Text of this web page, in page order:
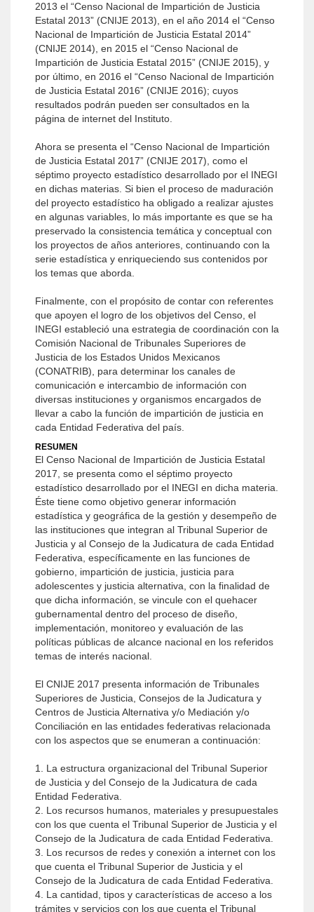
2013 el “Censo Nacional de Impartición de Justicia
Estatal 2013” (CNIJE 2013), en el año 2014 el “Censo
Nacional de Impartición de Justicia Estatal 2014”
(CNIJE 2014), en 2015 el “Censo Nacional de
Impartición de Justicia Estatal 2015” (CNIJE 2015), y
por último, en 2016 el “Censo Nacional de Impartición
de Justicia Estatal 2016” (CNIJE 2016); cuyos
resultados podrán pueden ser consultados en la
página de internet del Instituto.
Ahora se presenta el “Censo Nacional de Impartición
de Justicia Estatal 2017” (CNIJE 2017), como el
séptimo proyecto estadístico desarrollado por el INEGI
en dichas materias. Si bien el proceso de maduración
del proyecto estadístico ha obligado a realizar ajustes
en algunas variables, lo más importante es que se ha
preservado la consistencia temática y conceptual con
los proyectos de años anteriores, continuando con la
serie estadística y enriqueciendo sus contenidos por
los temas que aborda.
Finalmente, con el propósito de contar con referentes
que apoyen el logro de los objetivos del Censo, el
INEGI estableció una estrategia de coordinación con la
Comisión Nacional de Tribunales Superiores de
Justicia de los Estados Unidos Mexicanos
(CONATRIB), para determinar los canales de
comunicación e intercambio de información con
diversas instituciones y organismos encargados de
llevar a cabo la función de impartición de justicia en
cada Entidad Federativa del país.
RESUMEN
El Censo Nacional de Impartición de Justicia Estatal
2017, se presenta como el séptimo proyecto
estadístico desarrollado por el INEGI en dicha materia.
Éste tiene como objetivo generar información
estadística y geográfica de la gestión y desempeño de
las instituciones que integran al Tribunal Superior de
Justicia y al Consejo de la Judicatura de cada Entidad
Federativa, específicamente en las funciones de
gobierno, impartición de justicia, justicia para
adolescentes y justicia alternativa, con la finalidad de
que dicha información, se vincule con el quehacer
gubernamental dentro del proceso de diseño,
implementación, monitoreo y evaluación de las
políticas públicas de alcance nacional en los referidos
temas de interés nacional.
El CNIJE 2017 presenta información de Tribunales
Superiores de Justicia, Consejos de la Judicatura y
Centros de Justicia Alternativa y/o Mediación y/o
Conciliación en las entidades federativas relacionada
con los aspectos que se enumeran a continuación:
1. La estructura organizacional del Tribunal Superior
de Justicia y del Consejo de la Judicatura de cada
Entidad Federativa.
2. Los recursos humanos, materiales y presupuestales
con los que cuenta el Tribunal Superior de Justicia y el
Consejo de la Judicatura de cada Entidad Federativa.
3. Los recursos de redes y conexión a internet con los
que cuenta el Tribunal Superior de Justicia y el
Consejo de la Judicatura de cada Entidad Federativa.
4. La cantidad, tipos y características de acceso a los
trámites y servicios con los que cuenta el Tribunal